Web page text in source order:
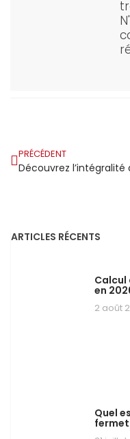
PRÉCÉDENT
ARTICLES RÉCENTS
en
2 août
Quel